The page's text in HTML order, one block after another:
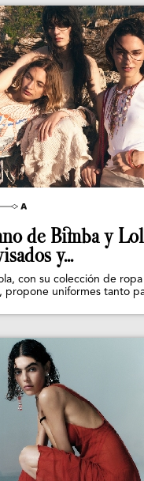
de Bimba y
y...
con su colección de
propone uniformes tanto